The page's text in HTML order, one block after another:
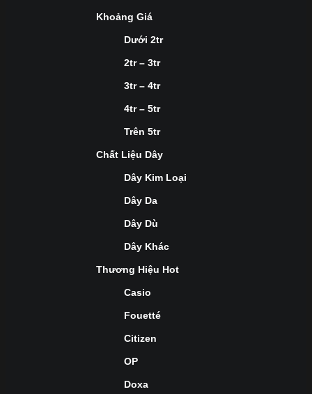
Khoảng Giá
Dưới 2tr
2tr – 3tr
3tr – 4tr
4tr – 5tr
Trên 5tr
Chất Liệu Dây
Dây Kim Loại
Dây Da
Dây Dù
Dây Khác
Thương Hiệu Hot
Casio
Fouetté
Citizen
OP
Doxa